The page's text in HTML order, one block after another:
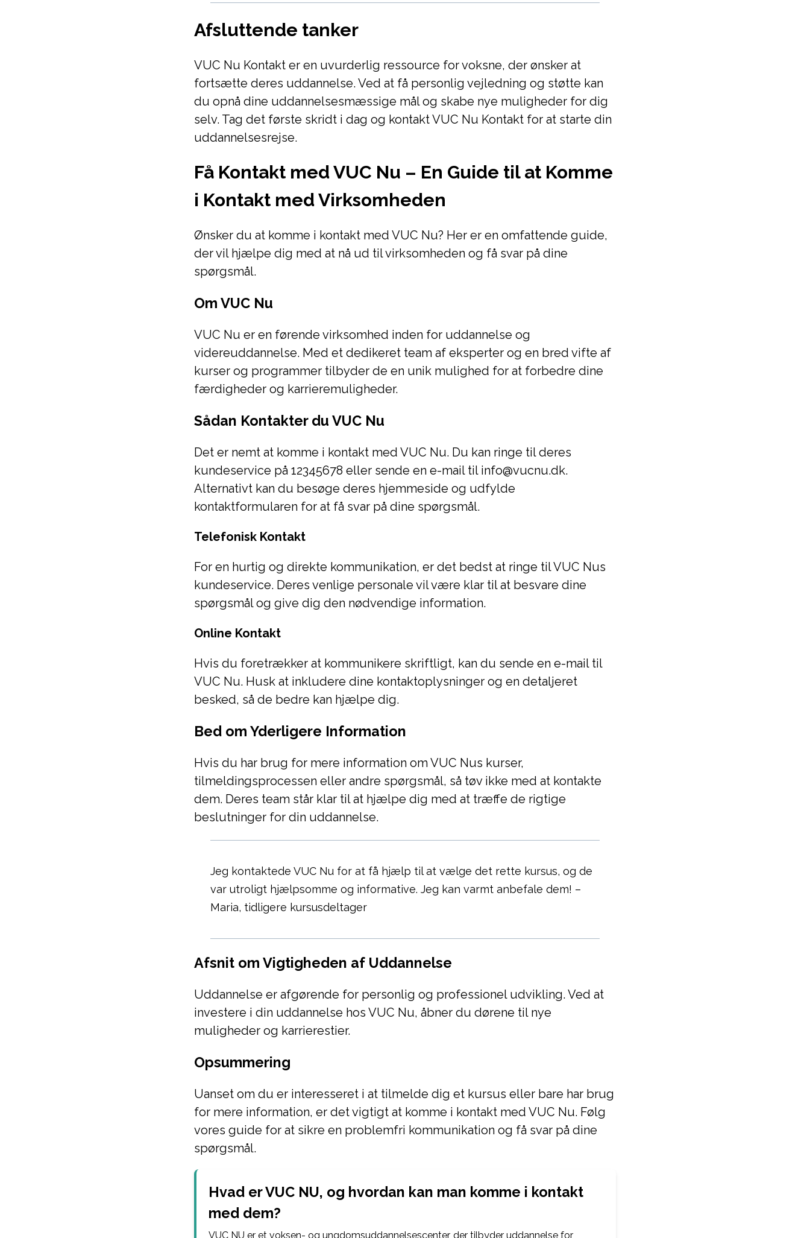
Afsluttende tanker
VUC Nu Kontakt er en uvurderlig ressource for voksne, der ønsker at
fortsætte deres uddannelse. Ved at få personlig vejledning og støtte kan
du opnå dine uddannelsesmæssige mål og skabe nye muligheder for dig
selv. Tag det første skridt i dag og kontakt VUC Nu Kontakt for at starte din
uddannelsesrejse.
Få Kontakt med VUC Nu – En Guide til at Komme
i Kontakt med Virksomheden
Ønsker du at komme i kontakt med VUC Nu? Her er en omfattende guide,
der vil hjælpe dig med at nå ud til virksomheden og få svar på dine
spørgsmål.
Om VUC Nu
VUC Nu er en førende virksomhed inden for uddannelse og
videreuddannelse. Med et dedikeret team af eksperter og en bred vifte af
kurser og programmer tilbyder de en unik mulighed for at forbedre dine
færdigheder og karrieremuligheder.
Sådan Kontakter du VUC Nu
Det er nemt at komme i kontakt med VUC Nu. Du kan ringe til deres
kundeservice på 12345678 eller sende en e-mail til info@vucnu.dk.
Alternativt kan du besøge deres hjemmeside og udfylde
kontaktformularen for at få svar på dine spørgsmål.
Telefonisk Kontakt
For en hurtig og direkte kommunikation, er det bedst at ringe til VUC Nus
kundeservice. Deres venlige personale vil være klar til at besvare dine
spørgsmål og give dig den nødvendige information.
Online Kontakt
Hvis du foretrækker at kommunikere skriftligt, kan du sende en e-mail til
VUC Nu. Husk at inkludere dine kontaktoplysninger og en detaljeret
besked, så de bedre kan hjælpe dig.
Bed om Yderligere Information
Hvis du har brug for mere information om VUC Nus kurser,
tilmeldingsprocessen eller andre spørgsmål, så tøv ikke med at kontakte
dem. Deres team står klar til at hjælpe dig med at træffe de rigtige
beslutninger for din uddannelse.
Jeg kontaktede VUC Nu for at få hjælp til at vælge det rette kursus, og de
var utroligt hjælpsomme og informative. Jeg kan varmt anbefale dem! –
Maria, tidligere kursusdeltager
Afsnit om Vigtigheden af Uddannelse
Uddannelse er afgørende for personlig og professionel udvikling. Ved at
investere i din uddannelse hos VUC Nu, åbner du dørene til nye
muligheder og karrierestier.
Opsummering
Uanset om du er interesseret i at tilmelde dig et kursus eller bare har brug
for mere information, er det vigtigt at komme i kontakt med VUC Nu. Følg
vores guide for at sikre en problemfri kommunikation og få svar på dine
spørgsmål.
Hvad er VUC NU, og hvordan kan man komme i kontakt
med dem?
VUC NU er et voksen- og ungdomsuddannelsescenter, der tilbyder uddannelse for